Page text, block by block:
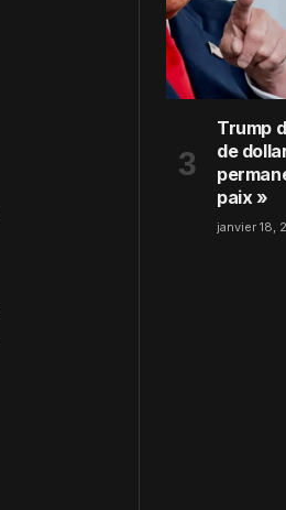
Trump
de
paix »
janvier 18,